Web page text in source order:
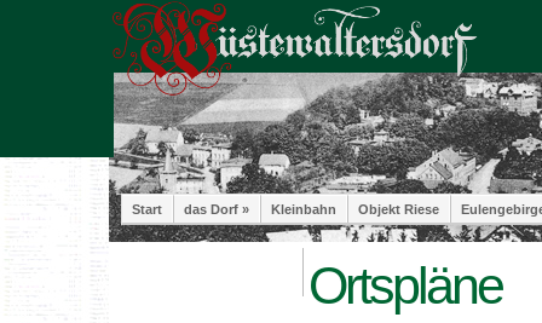
Start das Dorf » Kleinbahn Objekt Riese
Ortspläne